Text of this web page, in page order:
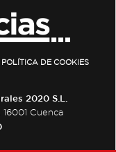
POLÍTICA DE COOKIES
2020 S.L.
Cuenca